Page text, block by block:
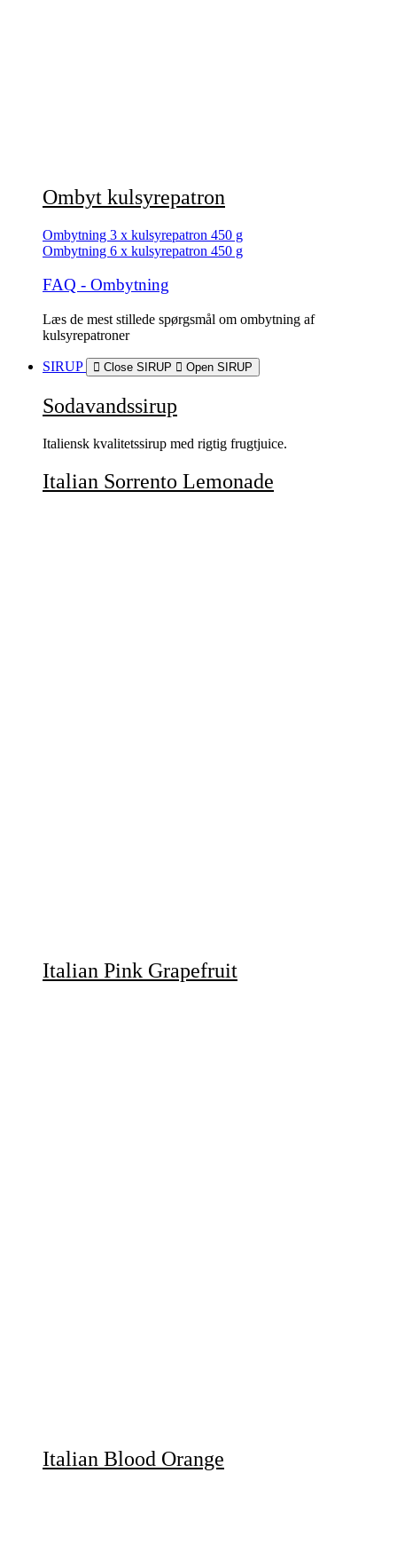
Ombyt kulsyrepatron
Ombytning 3 x kulsyrepatron 450 g
Ombytning 6 x kulsyrepatron 450 g
FAQ - Ombytning
Læs de mest stillede spørgsmål om ombytning af
kulsyrepatroner
SIRUP Close SIRUP Open SIRUP
Sodavandssirup
Italiensk kvalitetssirup med rigtig frugtjuice.
Italian Sorrento Lemonade
Italian Pink Grapefruit
Italian Blood Orange